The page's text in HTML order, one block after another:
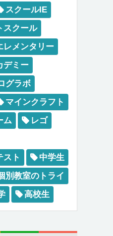
スクールIE
スクール
レメンタリー
デミー
グラボ
マインクラフト
ム
レゴ
スト
中学生
別教室のトライ
高校生